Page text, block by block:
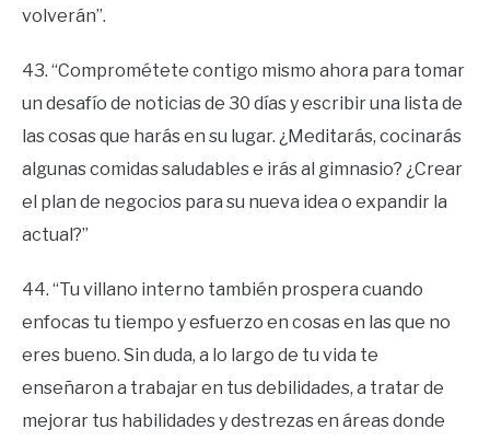
volverán”.
43. “Comprométete contigo mismo ahora para tomar
un desafío de noticias de 30 días y escribir una lista de
las cosas que harás en su lugar. ¿Meditarás, cocinarás
algunas comidas saludables e irás al gimnasio? ¿Crear
el plan de negocios para su nueva idea o expandir la
actual?”
44. “Tu villano interno también prospera cuando
enfocas tu tiempo y esfuerzo en cosas en las que no
eres bueno. Sin duda, a lo largo de tu vida te
enseñaron a trabajar en tus debilidades, a tratar de
mejorar tus habilidades y destrezas en áreas donde